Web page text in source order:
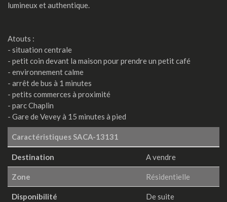
lumineux et authentique.
Atouts :
- situation centrale
- petit coin devant la maison pour prendre un petit café
- environnement calme
- arrêt de bus à 1 minutes
- petits commerces à proximité
- parc Chaplin
- Gare de Vevey à 15 minutes à pied
Caractéristiques SACA-13131
Destination A vendre
Zone Résidentielle
Disponibilité De suite